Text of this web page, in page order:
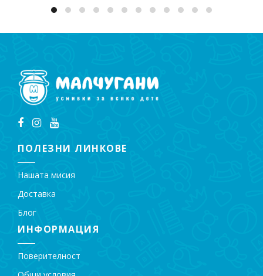
ПОЛЕЗНИ ЛИНКОВЕ
Нашата мисия
Доставка
Блог
ИНФОРМАЦИЯ
Поверителност